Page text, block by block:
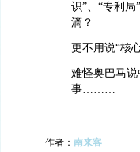
识”、“专利
滴？
更不用说“核
难怪奥巴马
事………
作者： 南来客